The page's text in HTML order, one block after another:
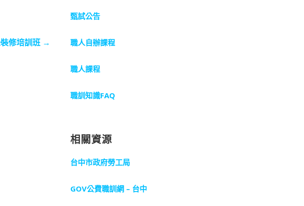
修培訓班 →
甄試公告
職人自辦課程
職人課程
職訓知識FAQ
相關資源
台中市政府勞工局
GOV公費職訓網 – 台中